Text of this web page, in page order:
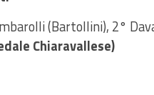
(Bartollini), 2°
Chiaravallese)